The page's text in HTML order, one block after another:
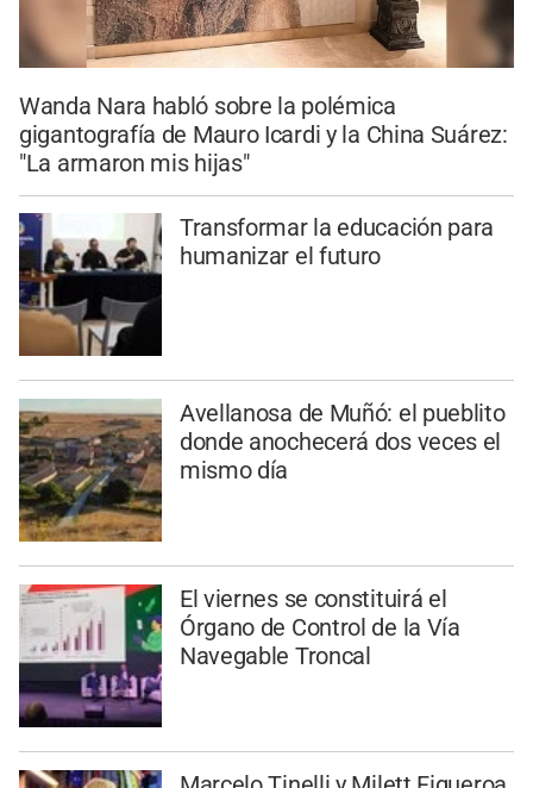
Wanda Nara habló sobre la polémica
gigantografía de Mauro Icardi y la China Suárez:
"La armaron mis hijas"
Transformar la educación para
humanizar el futuro
Avellanosa de Muñó: el pueblito
donde anochecerá dos veces el
mismo día
El viernes se constituirá el
Órgano de Control de la Vía
Navegable Troncal